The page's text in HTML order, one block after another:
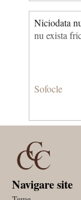
Niciodata
nu exista
Sofocle
Navigare site